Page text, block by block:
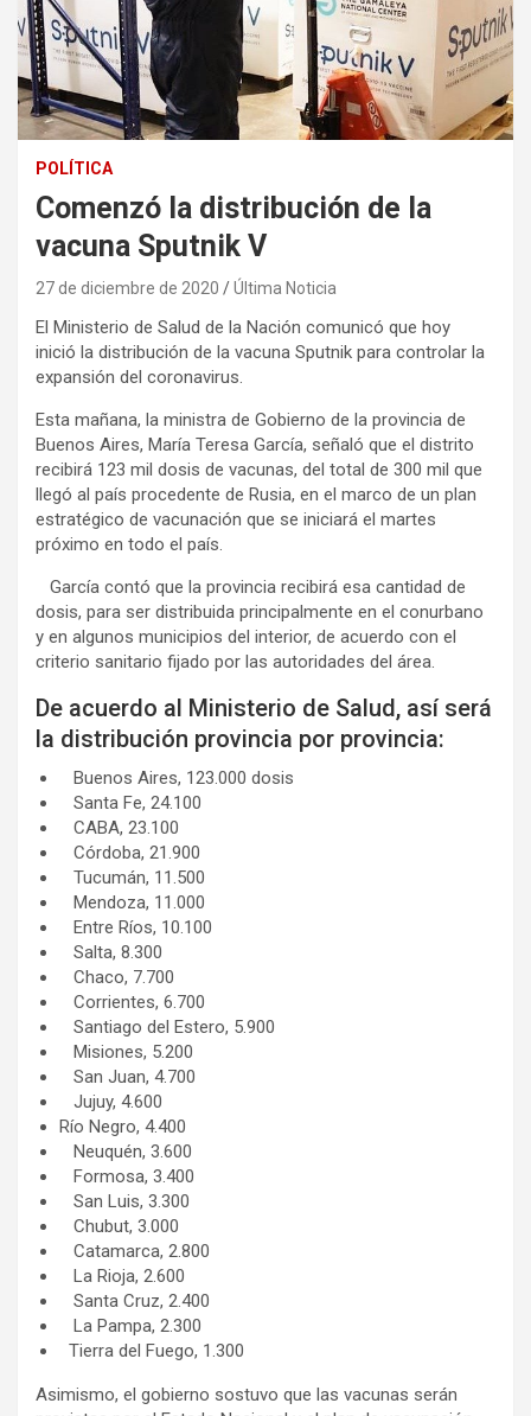
POLÍTICA
Comenzó la distribución de la
vacuna Sputnik V
27 de diciembre de 2020 Última Noticia
El Ministerio de Salud de la Nación comunicó que hoy
inició la distribución de la vacuna Sputnik para controlar la
expansión del coronavirus.
Esta mañana, la ministra de Gobierno de la provincia de
Buenos Aires, María Teresa García, señaló que el distrito
recibirá 123 mil dosis de vacunas, del total de 300 mil que
llegó al país procedente de Rusia, en el marco de un plan
estratégico de vacunación que se iniciará el martes
próximo en todo el país.
García contó que la provincia recibirá esa cantidad de
dosis, para ser distribuida principalmente en el conurbano
y en algunos municipios del interior, de acuerdo con el
criterio sanitario fijado por las autoridades del área.
De acuerdo al Ministerio de Salud, así será
la distribución provincia por provincia:
Buenos Aires, 123.000 dosis
Santa Fe, 24.100
CABA, 23.100
Córdoba, 21.900
Tucumán, 11.500
Mendoza, 11.000
Entre Ríos, 10.100
Salta, 8.300
Chaco, 7.700
Corrientes, 6.700
Santiago del Estero, 5.900
Misiones, 5.200
San Juan, 4.700
Jujuy, 4.600
Río Negro, 4.400
Neuquén, 3.600
Formosa, 3.400
San Luis, 3.300
Chubut, 3.000
Catamarca, 2.800
La Rioja, 2.600
Santa Cruz, 2.400
La Pampa, 2.300
Tierra del Fuego, 1.300
Asimismo, el gobierno sostuvo que las vacunas serán